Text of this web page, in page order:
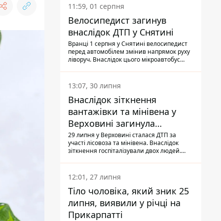
11:59, 01 серпня
Велосипедист загинув
внаслідок ДТП у Снятині
Вранці 1 серпня у Снятині велосипедист
перед автомобілем змінив напрямок руху
ліворуч. Внаслідок цього мікроавтобус
13:07, 30 липня
Внаслідок зіткнення
вантажівки та мінівена у
Верховині загинула
пасажирка, водійка - у
лікарні
29 липня у Верховині сталася ДТП за
участі лісовоза та мінівена. Внаслідок
зіткнення госпіталізували двох людей.
Також травми отримала водійка
автомобіля.
12:01, 27 липня
Тіло чоловіка, який зник 25
липня, виявили у річці на
Прикарпатті